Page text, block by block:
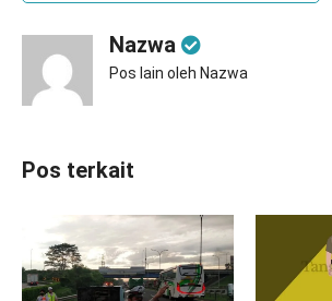
Nazwa
Pos lain oleh Nazwa
Pos terkait